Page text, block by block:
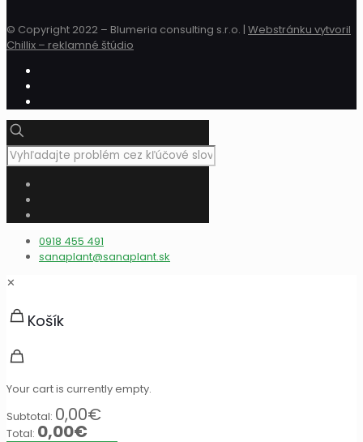
© Copyright 2022 – Blumeria consulting s.r.o. | Webstránku vytvoril
Chillix – reklamné štúdio
0918 455 491
sanaplant@sanaplant.sk
✕
Košík
Your cart is currently empty.
Subtotal: 0,00€
Total: 0,00€